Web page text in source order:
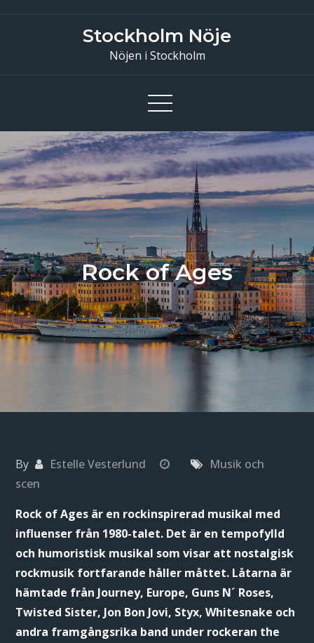
Stockholm Nöje
Nöjen i Stockholm
Rock of Ages
By Estelle Vesterlund
Musik och
scen
Rock of Ages är en rockinspirerad musikal med
influenser från 1980-talet. Det är en tempofylld
och humoristisk musikal som visar att nostalgisk
rockmusik fortfarande håller måttet. Låtarna är
hämtade från Journey, Europe, Guns N´ Roses,
Twisted Sister, Jon Bon Jovi, Styx, Whitesnake och
andra framgångsrika band under rockeran the